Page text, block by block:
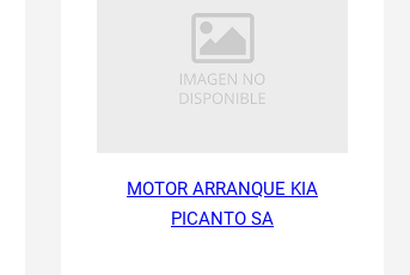
MOTOR ARRANQUE KIA
PICANTO SA